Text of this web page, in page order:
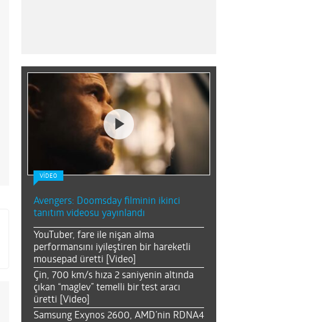
VİDEO
Avengers: Doomsday filminin ikinci
tanıtım videosu yayınlandı
YouTuber, fare ile nişan alma
performansını iyileştiren bir hareketli
mousepad üretti [Video]
Çin, 700 km/s hıza 2 saniyenin altında
çıkan “maglev” temelli bir test aracı
üretti [Video]
Samsung Exynos 2600, AMD’nin RDNA4